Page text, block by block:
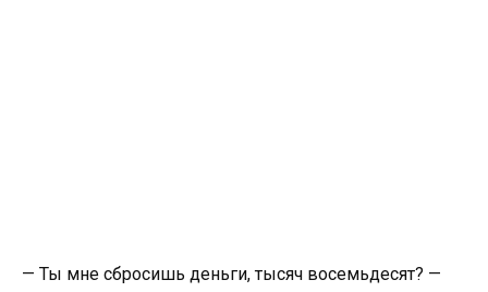
— Ты мне сбросишь деньги, тысяч восемьдесят? —